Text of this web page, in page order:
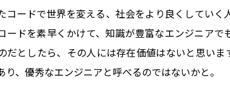
コードで世界を変える、社会をより良くしていく
ードを素早くかけて、知識が豊富なエンジニアで
だとしたら、その人には存在価値はないと思いま
り、優秀なエンジニアと呼べるのではないかと。